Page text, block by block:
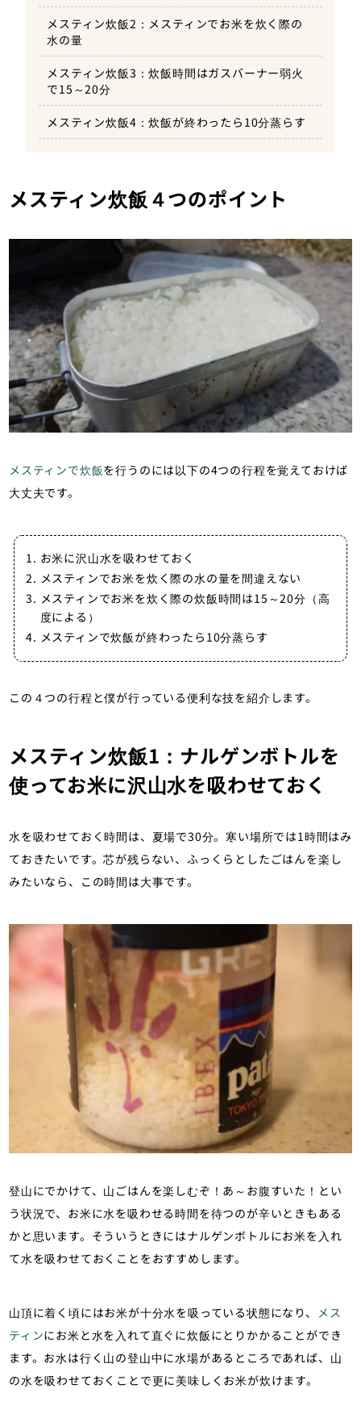
メスティン炊飯2：メスティンでお米を炊く際の
水の量
メスティン炊飯3：炊飯時間はガスバーナー弱火
で15～20分
メスティン炊飯4：炊飯が終わったら10分蒸らす
メスティン炊飯４つのポイント
メスティンで炊飯を行うのには以下の4つの行程を覚えておけば
大丈夫です。
お米に沢山水を吸わせておく
メスティンでお米を炊く際の水の量を間違えない
メスティンでお米を炊く際の炊飯時間は15～20分（高
度による）
メスティンで炊飯が終わったら10分蒸らす
この４つの行程と僕が行っている便利な技を紹介します。
メスティン炊飯1：ナルゲンボトルを
使ってお米に沢山水を吸わせておく
水を吸わせておく時間は、夏場で30分。寒い場所では1時間はみ
ておきたいです。芯が残らない、ふっくらとしたごはんを楽し
みたいなら、この時間は大事です。
登山にでかけて、山ごはんを楽しむぞ！あ～お腹すいた！とい
う状況で、お米に水を吸わせる時間を待つのが辛いときもある
かと思います。そういうときにはナルゲンボトルにお米を入れ
て水を吸わせておくことをおすすめします。
山頂に着く頃にはお米が十分水を吸っている状態になり、
メス
ティンにお米と水を入れて直ぐに炊飯にとりかかることができ
ます。お水は行く山の登山中に水場があるところであれば、山
の水を吸わせておくことで更に美味しくお米が炊けます。